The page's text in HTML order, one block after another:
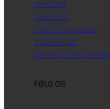
NYHEDER
KALENDER
VÆRKTØJSKASSEN
KONTAKT OS
OM VOLLEYBALL
FØLG OS